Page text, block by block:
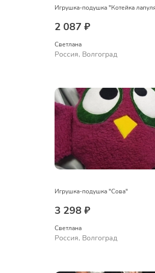
Игрушка-подушка "Котейка
2 087 ₽
Светлана
Россия, Волгоград
Игрушка-подушка "Сова"
3 298 ₽
Светлана
Россия, Волгоград